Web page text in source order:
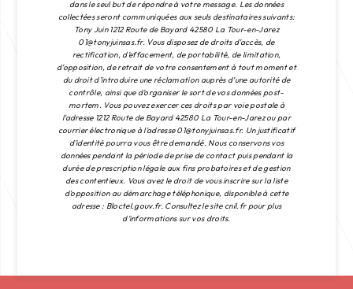
dans le seul but de répondre à votre message. Les données
collectées seront communiquées aux seuls destinataires suivants:
Tony Juin 1212 Route de Bayard 42580 La Tour-en-Jarez
01@tonyjuinsas.fr. Vous disposez de droits d’accès, de
rectification, d’effacement, de portabilité, de limitation,
d’opposition, de retrait de votre consentement à tout moment et
du droit d’introduire une réclamation auprès d’une autorité de
contrôle, ainsi que d’organiser le sort de vos données post-
mortem. Vous pouvez exercer ces droits par voie postale à
l'adresse 1212 Route de Bayard 42580 La Tour-en-Jarez ou par
courrier électronique à l'adresse 01@tonyjuinsas.fr. Un justificatif
d'identité pourra vous être demandé. Nous conservons vos
données pendant la période de prise de contact puis pendant la
durée de prescription légale aux fins probatoires et de gestion
des contentieux. Vous avez le droit de vous inscrire sur la liste
d'opposition au démarchage téléphonique, disponible à cette
adresse : Bloctel.gouv.fr. Consultez le site cnil.fr pour plus
d’informations sur vos droits.